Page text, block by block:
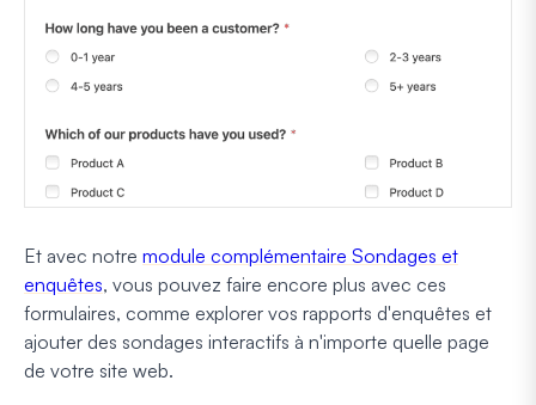
Et avec notre module complémentaire Sondages et
enquêtes, vous pouvez faire encore plus avec ces
formulaires, comme explorer vos rapports d'enquêtes et
ajouter des sondages interactifs à n'importe quelle page
de votre site web.